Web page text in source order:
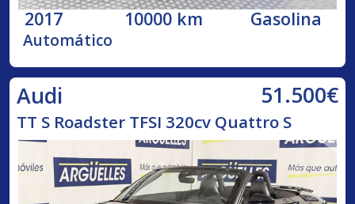
2017 10000 km Gasolina
Automático
Audi 51.500€
TT S Roadster TFSI 320cv Quattro S